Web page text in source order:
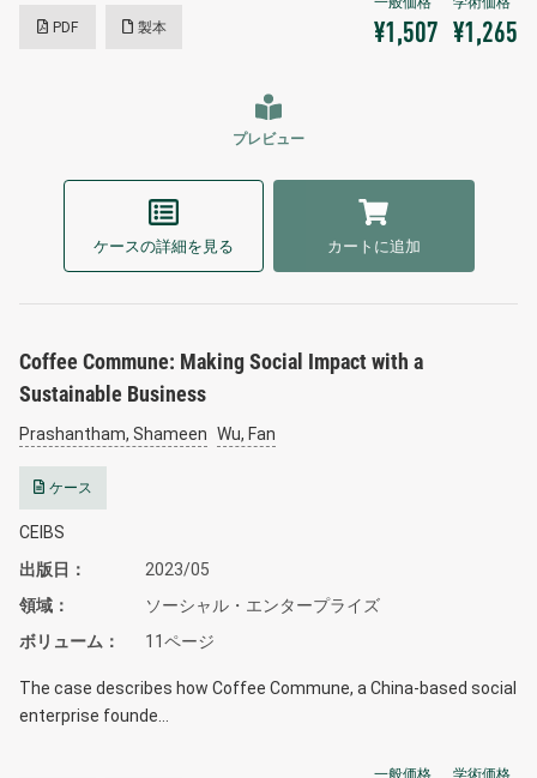
PDF 製本 ¥1,507 ¥1,265
プレビュー
ケースの詳細を見る カートに追加
Coffee Commune: Making Social Impact with a
Sustainable Business
Prashantham, Shameen Wu, Fan
ケース
CEIBS
出版日
2023/05
領域
ソーシャル・エンタープライズ
ボリューム
11ページ
The case describes how Coffee Commune, a China-based social
enterprise founde…